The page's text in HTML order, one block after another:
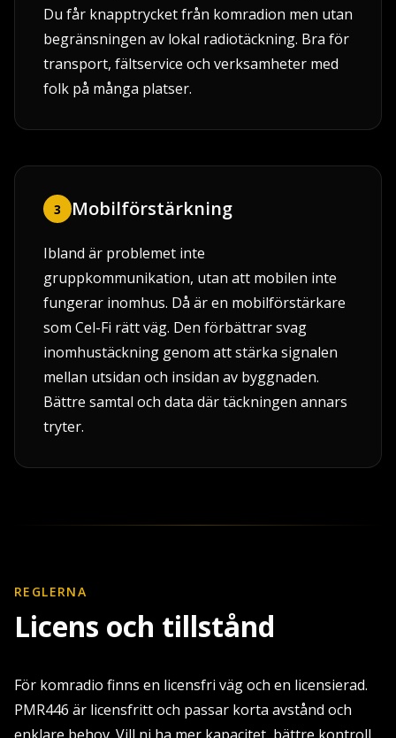
Du får knapptrycket från komradion men utan
begränsningen av lokal radiotäckning. Bra för
transport, fältservice och verksamheter med
folk på många platser.
3 Mobilförstärkning
Ibland är problemet inte
gruppkommunikation, utan att mobilen inte
fungerar inomhus. Då är en mobilförstärkare
som Cel-Fi rätt väg. Den förbättrar svag
inomhustäckning genom att stärka signalen
mellan utsidan och insidan av byggnaden.
Bättre samtal och data där täckningen annars
tryter.
REGLERNA
Licens och tillstånd
För komradio finns en licensfri väg och en licensierad.
PMR446 är licensfritt och passar korta avstånd och